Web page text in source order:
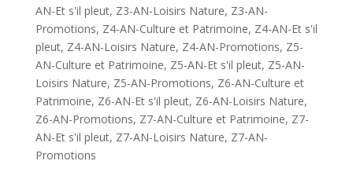
AN-Et s'il pleut, Z3-AN-Loisirs Nature, Z3-AN-
Promotions, Z4-AN-Culture et Patrimoine, Z4-AN-Et s'il
pleut, Z4-AN-Loisirs Nature, Z4-AN-Promotions, Z5-
AN-Culture et Patrimoine, Z5-AN-Et s'il pleut, Z5-AN-
Loisirs Nature, Z5-AN-Promotions, Z6-AN-Culture et
Patrimoine, Z6-AN-Et s'il pleut, Z6-AN-Loisirs Nature,
Z6-AN-Promotions, Z7-AN-Culture et Patrimoine, Z7-
AN-Et s'il pleut, Z7-AN-Loisirs Nature, Z7-AN-
Promotions